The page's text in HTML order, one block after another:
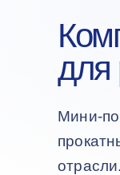
для
Мини-